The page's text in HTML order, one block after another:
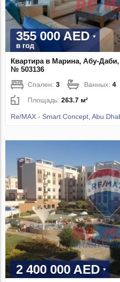
355 000 AED
в год
Квартира в Марина, Абу-
№ 503136
Спален:3 Ванных:4
Площадь:263.7 м²
Re/MAX - Smart Concept, Abu
2 400 000 AED